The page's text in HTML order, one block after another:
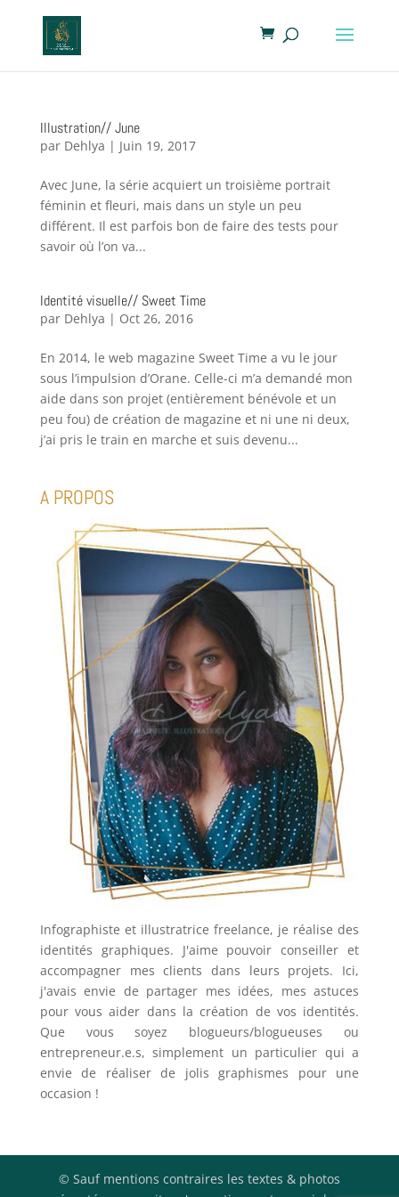
Illustration// June
par Dehlya | Juin 19, 2017
Avec June, la série acquiert un troisième portrait
féminin et fleuri, mais dans un style un peu
différent. Il est parfois bon de faire des tests pour
savoir où l’on va...
Identité visuelle// Sweet Time
par Dehlya | Oct 26, 2016
En 2014, le web magazine Sweet Time a vu le jour
sous l’impulsion d’Orane. Celle-ci m’a demandé mon
aide dans son projet (entièrement bénévole et un
peu fou) de création de magazine et ni une ni deux,
j’ai pris le train en marche et suis devenu...
A PROPOS
Infographiste et illustratrice freelance, je réalise des
identités graphiques. J'aime pouvoir conseiller et
accompagner mes clients dans leurs projets. Ici,
j'avais envie de partager mes idées, mes astuces
pour vous aider dans la création de vos identités.
Que vous soyez blogueurs/blogueuses ou
entrepreneur.e.s, simplement un particulier qui a
envie de réaliser de jolis graphismes pour une
occasion !
© Sauf mentions contraires les textes & photos